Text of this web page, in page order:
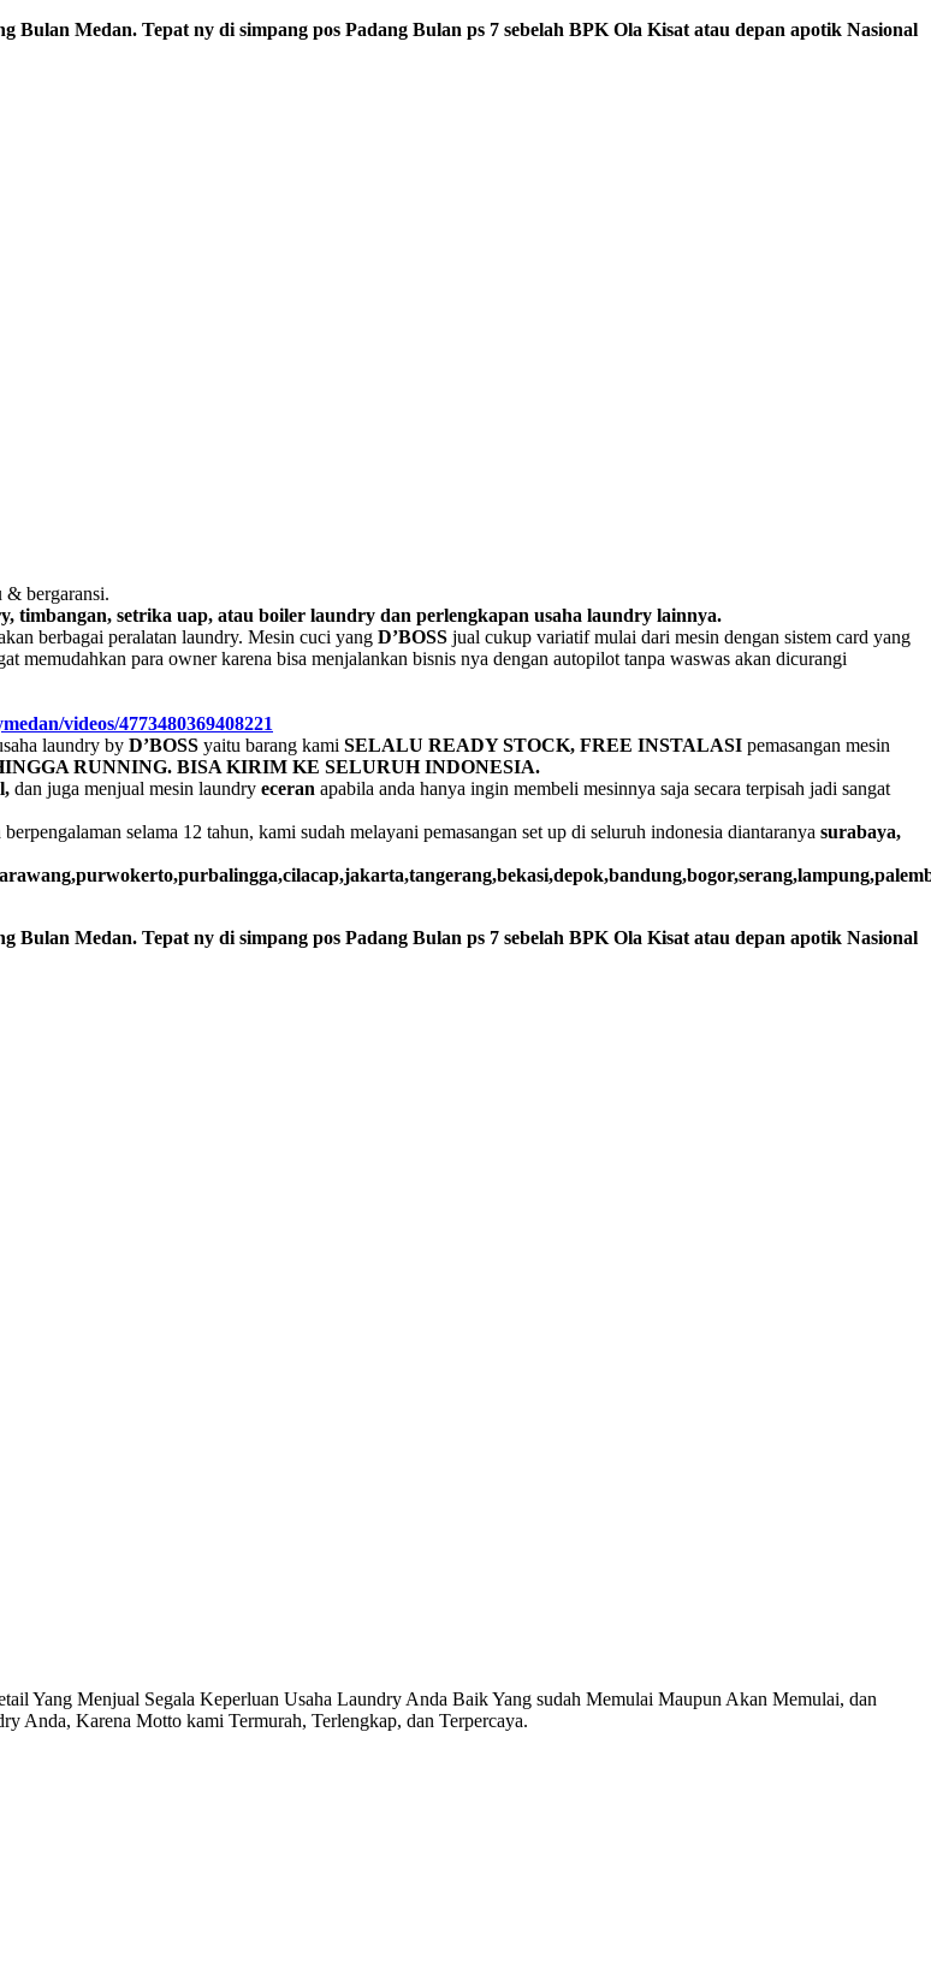
Medan. Tepat ny di simpang pos Padang Bulan ps 7 sebelah BPK Ola Kisat atau depan apotik Nasional
& bergaransi.
timbangan, setrika uap, atau boiler laundry dan perlengkapan usaha laundry lainnya.
berbagai peralatan laundry. Mesin cuci yang D’BOSS jual cukup variatif mulai dari mesin dengan sistem card yang
memudahkan para owner karena bisa menjalankan bisnis nya dengan autopilot tanpa waswas akan dicurangi
videos/4773480369408221
laundry by D’BOSS yaitu barang kami SELALU READY STOCK, FREE INSTALASI pemasangan mesin
RUNNING. BISA KIRIM KE SELURUH INDONESIA.
dan juga menjual mesin laundry eceran apabila anda hanya ingin membeli mesinnya saja secara terpisah jadi sangat
selama 12 tahun, kami sudah melayani pemasangan set up di seluruh indonesia diantaranya surabaya,
Medan. Tepat ny di simpang pos Padang Bulan ps 7 sebelah BPK Ola Kisat atau depan apotik Nasional
Yang Menjual Segala Keperluan Usaha Laundry Anda Baik Yang sudah Memulai Maupun Akan Memulai, dan
Anda, Karena Motto kami Termurah, Terlengkap, dan Terpercaya.